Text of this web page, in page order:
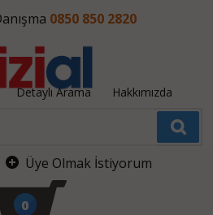
0850 850 2820
Detaylı Arama Hakkımızda
Üye Olmak İstiyorum
0